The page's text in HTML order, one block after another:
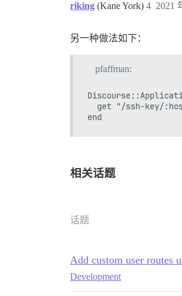
riking (Kane York) 2021
4
另一种做法如下：
pfaffman:
get "/ssh-key/
相关话题
话题
Add custom user routes
Development